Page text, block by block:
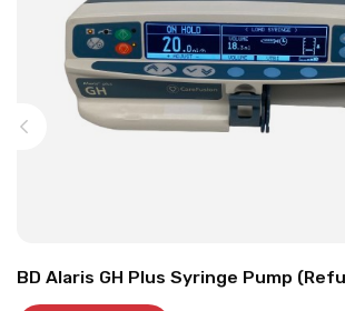
BD Alaris GH Plus Syringe Pump